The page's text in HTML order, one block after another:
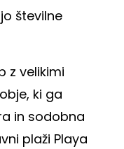
številne
z velikimi
ki ga
in sodobna
plaži Playa